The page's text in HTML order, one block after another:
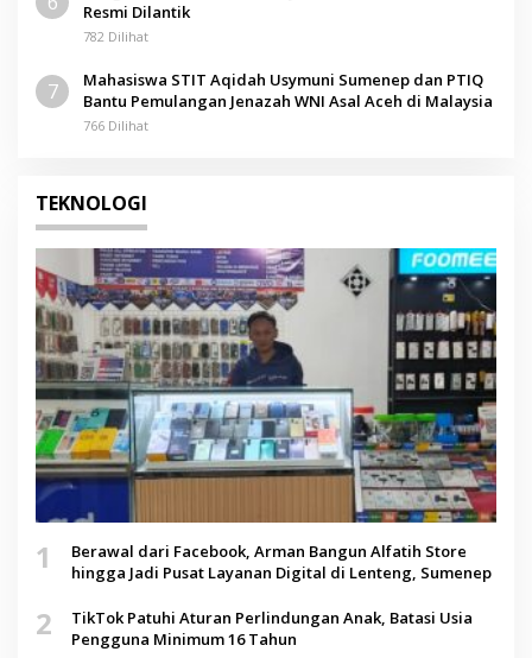
Resmi Dilantik
782 Dilihat
7
Mahasiswa STIT Aqidah Usymuni Sumenep dan PTIQ
Bantu Pemulangan Jenazah WNI Asal Aceh di Malaysia
766 Dilihat
TEKNOLOGI
1
Berawal dari Facebook, Arman Bangun Alfatih Store
hingga Jadi Pusat Layanan Digital di Lenteng, Sumenep
2
TikTok Patuhi Aturan Perlindungan Anak, Batasi Usia
Pengguna Minimum 16 Tahun